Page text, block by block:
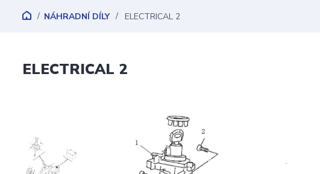
NÁHRADNÍ DÍLY ELECTRICAL 2
ELECTRICAL 2